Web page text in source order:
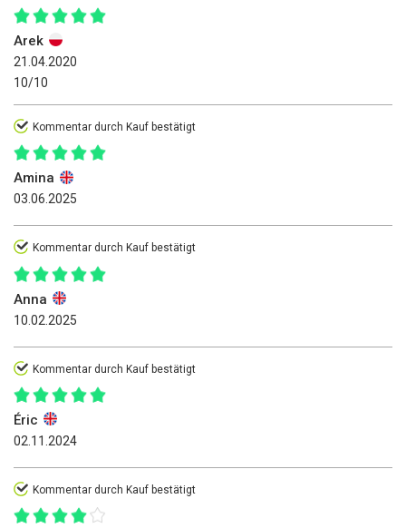
Arek
21.04.2020
10/10
Kommentar durch Kauf bestätigt
Amina
03.06.2025
Kommentar durch Kauf bestätigt
Anna
10.02.2025
Kommentar durch Kauf bestätigt
Éric
02.11.2024
Kommentar durch Kauf bestätigt